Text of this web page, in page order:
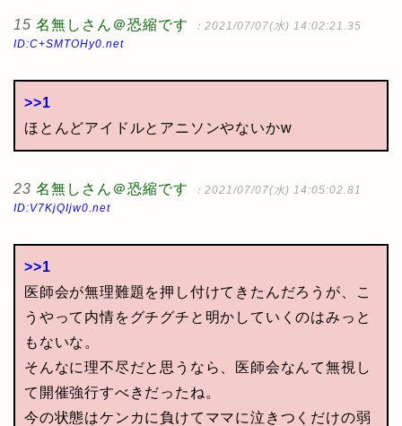
15 名無しさん＠恐縮です
：2021/07/07(水) 14:02:21.35
ID:C+SMTOHy0.net
>>1
ほとんどアイドルとアニソンやないかw
23 名無しさん＠恐縮です
：2021/07/07(水) 14:05:02.81
ID:V7KjQIjw0.net
>>1
医師会が無理難題を押し付けてきたんだろうが、こ
うやって内情をグチグチと明かしていくのはみっと
もないな。
そんなに理不尽だと思うなら、医師会なんて無視し
て開催強行すべきだったね。
今の状態はケンカに負けてママに泣きつくだけの弱